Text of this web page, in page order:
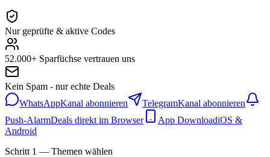
Nur geprüfte & aktive Codes
52.000+ Sparfüchse vertrauen uns
Kein Spam - nur echte Deals
WhatsAppKanal abonnieren TelegramKanal abonnieren
Push-AlarmDeals direkt im Browser App DownloadiOS &
Android
Schritt 1 — Themen wählen